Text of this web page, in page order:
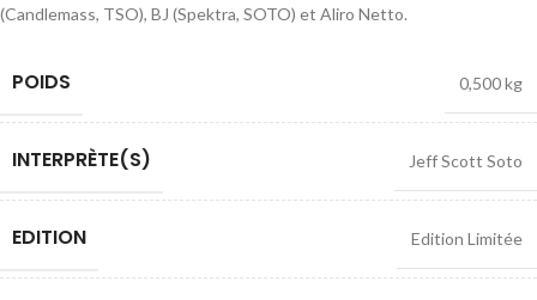
(Candlemass, TSO), BJ (Spektra, SOTO) et Aliro Netto.
POIDS 0,500 kg
INTERPRÈTE(S) Jeff Scott Soto
EDITION Edition Limitée